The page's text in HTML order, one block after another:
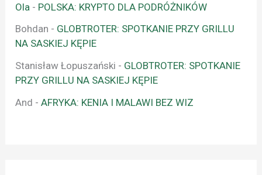
Ola - POLSKA: KRYPTO DLA PODRÓŻNIKÓW
Bohdan - GLOBTROTER: SPOTKANIE PRZY GRILLU
NA SASKIEJ KĘPIE
Stanisław Łopuszański - GLOBTROTER: SPOTKANIE
PRZY GRILLU NA SASKIEJ KĘPIE
And -AFRYKA: KENIA I MALAWI BEZ WIZ